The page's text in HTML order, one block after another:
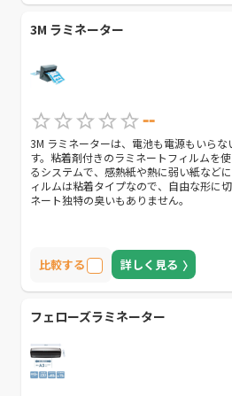
3M ラミネーター
--
3M ラミネーターは、電池も電源もいら
す。粘着剤付きのラミネートフィルムを
るシステムで、感熱紙や熱に弱い紙など
ィルムは粘着タイプなので、自由な形に
ネート独特の臭いもありません。
比較する 詳しく見る
フェローズラミネーター